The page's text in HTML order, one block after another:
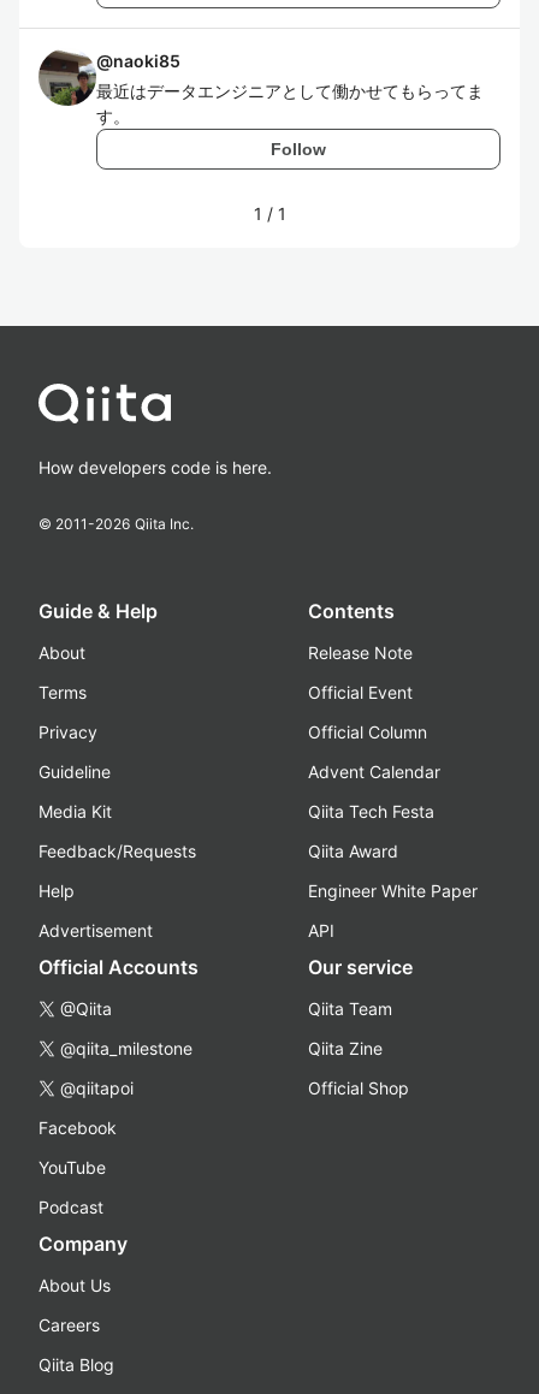
@naoki85
最近はデータエンジニアとして働かせてもらってま
す。
Follow
1 / 1
How developers code is here.
© 2011-2026 Qiita Inc.
Guide & Help
About
Terms
Privacy
Guideline
Media Kit
Feedback/Requests
Help
Advertisement
Contents
Release Note
Official Event
Official Column
Advent Calendar
Qiita Tech Festa
Qiita Award
Engineer White Paper
API
Official Accounts
@Qiita
@qiita_milestone
@qiitapoi
Facebook
YouTube
Podcast
Our service
Qiita Team
Qiita Zine
Official Shop
Company
About Us
Careers
Qiita Blog